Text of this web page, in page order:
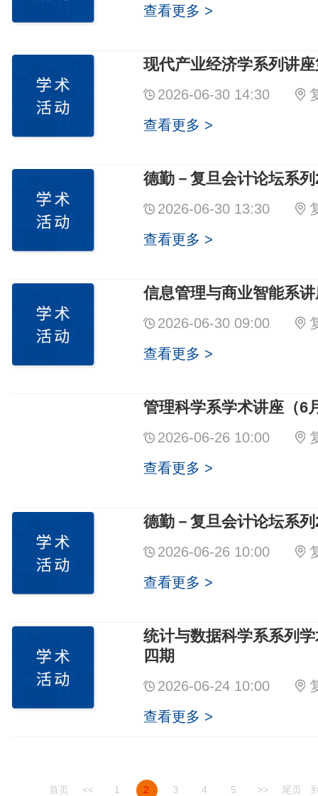
查看更多 >
现代产业经济学系列讲
2026-06-30 14:30
查看更多 >
德勤－复旦会计论坛系
2026-06-30 13:30
查看更多 >
信息管理与商业智能系
2026-06-30 09:00
查看更多 >
管理科学系学术讲座（6
2026-06-26 10:00
查看更多 >
德勤－复旦会计论坛系
2026-06-26 10:00
查看更多 >
统计与数据科学系系列
四期
2026-06-24 10:00
查看更多 >
首页 << 1 2 3 4 5 >> 尾页